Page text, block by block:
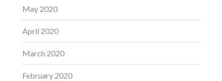
May 2020
April 2020
March 2020
February 2020